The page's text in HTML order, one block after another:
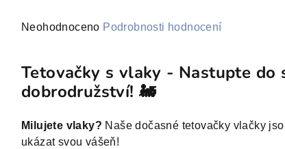
Průměrné
je
0,0
5
hvězdiček.
Neohodnoceno Podrobnosti hodnocení
Tetovačky s vlaky - Nastupte do
dobrodružství! 🚂
Milujete vlaky? Naše dočasné tetovačky vlačky
ukázat svou vášeň!